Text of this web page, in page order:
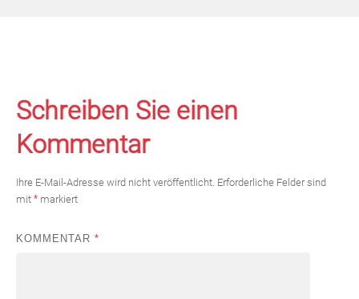
Schreiben Sie einen
Kommentar
Ihre E-Mail-Adresse wird nicht veröffentlicht. Erforderliche Felder sind
mit * markiert
KOMMENTAR *